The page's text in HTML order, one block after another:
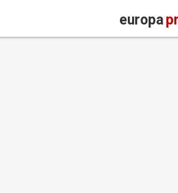
europa